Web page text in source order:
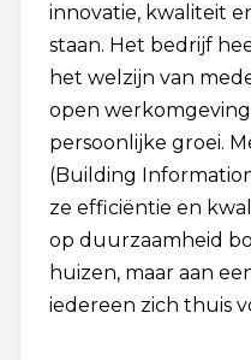
innovatie, kwaliteit
staan. Het bedrijf
het welzijn van
open
persoonlijke groei.
(Building
ze efficiëntie en
op duurzaamheid
huizen, maar aan
iedereen zich thuis